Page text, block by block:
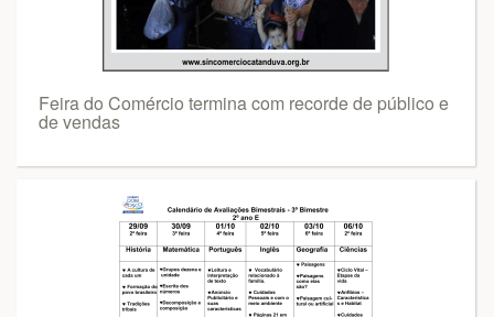
Feira do Comércio termina com recorde de público e
de vendas